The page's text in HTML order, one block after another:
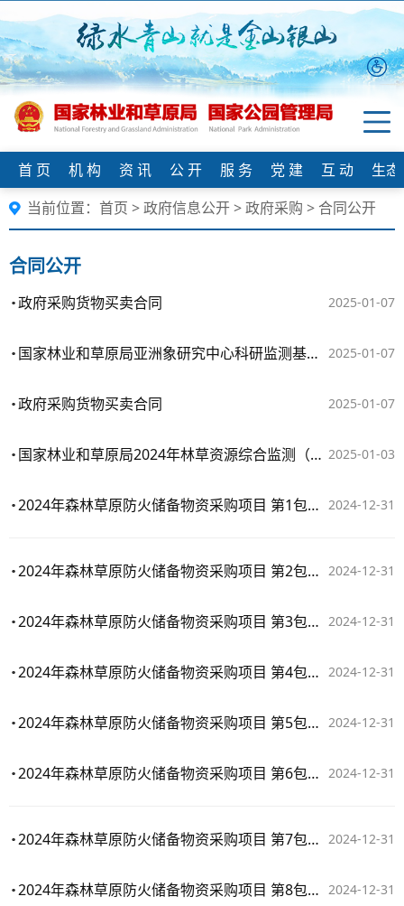
首 页 机 构 资 讯 公 开 服 务 党 建 互 动
生
当前位置： 首页 >政府信息公开>政府采购 > 合同公开
合同公开
2025-01-07
政府采购货物买卖合同
2025-01-07
国家林业和草原局亚洲象研究中心科研监测基础设施建设项目--信息化建设采购合同
2025-01-07
政府采购货物买卖合同
2025-01-03
国家林业和草原局2024年林草资源综合监测（普查）项目（第十三包）中标公告
2024-12-31
2024年森林草原防火储备物资采购项目 第1包：便携式高压隔膜水泵
2024-12-31
2024年森林草原防火储备物资采购项目 第2包：离心式高压水泵
2024-12-31
2024年森林草原防火储备物资采购项目 第3包：超高速涡流喷射风水灭火机
2024-12-31
2024年森林草原防火储备物资采购项目 第4包：往复式灭火水枪
2024-12-31
2024年森林草原防火储备物资采购项目 第5包：防护套装
2024-12-31
2024年森林草原防火储备物资采购项目 第6包：棉大衣
2024-12-31
2024年森林草原防火储备物资采购项目 第7包：防寒帐篷睡袋
2024-12-31
2024年森林草原防火储备物资采购项目 第8包：应急照明设备